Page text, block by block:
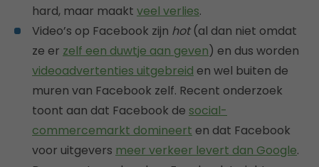
hard, maar maakt veel verlies.
Video’s op Facebook zijn hot(al dan niet omdat
ze er zelf een duwtje aan geven) en dus worden
videoadvertenties uitgebreid en wel buiten de
muren van Facebook zelf. Recent onderzoek
toont aan dat Facebook de social-
commercemarkt domineert en dat Facebook
voor uitgevers meer verkeer levert dan Google.